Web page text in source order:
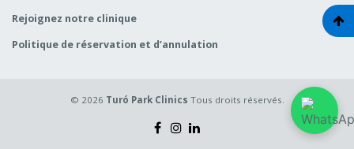
Rejoignez notre clinique
Politique de réservation et d’annulation
© 2026 Turó Park Clinics Tous droits réservés.